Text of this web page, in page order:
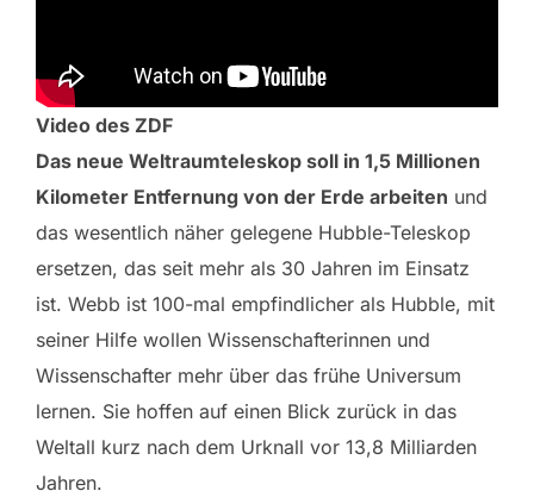
Video des ZDF
Das neue Weltraumteleskop soll in 1,5 Millionen
Kilometer Entfernung von der Erde arbeiten und
das wesentlich näher gelegene Hubble-Teleskop
ersetzen, das seit mehr als 30 Jahren im Einsatz
ist. Webb ist 100-mal empfindlicher als Hubble, mit
seiner Hilfe wollen Wissenschafterinnen und
Wissenschafter mehr über das frühe Universum
lernen. Sie hoffen auf einen Blick zurück in das
Weltall kurz nach dem Urknall vor 13,8 Milliarden
Jahren.